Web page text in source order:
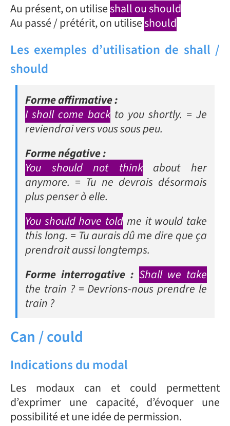
Au présent, on utiliseshall ou should
Au passé / prétérit, on utiliseshould
Les exemples d’utilisation de shall /
should
Forme affirmative :
I shall come back to you shortly. = Je
reviendrai vers vous sous peu.
Forme négative :
You should not thinkabout her
anymore. = Tu ne devrais désormais
plus penser à elle.
You should have told me it would take
this long. = Tu aurais dû me dire que ça
prendrait aussi longtemps.
Forme interrogative : Shall we take
the train ?= Devrions-nous prendre le
train ?
Can / could
Indications du modal
Les modaux can et could permettent
d’exprimer une capacité, d’évoquer une
possibilité et une idée de permission.